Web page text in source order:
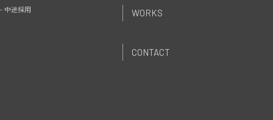
- 中途採用
WORKS
CONTACT